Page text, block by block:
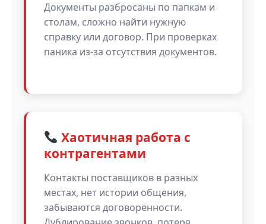
Документы разбросаны по папкам и
столам, сложно найти нужную
справку или договор. При проверках
паника из-за отсутствия документов.
Хаотичная работа с
контрагентами
Контакты поставщиков в разных
местах, нет истории общения,
забываются договорённости.